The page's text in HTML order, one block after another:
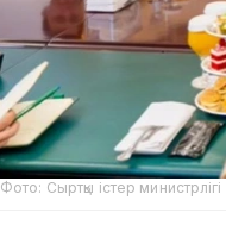
Фото: Сыртқы істер министрлігі